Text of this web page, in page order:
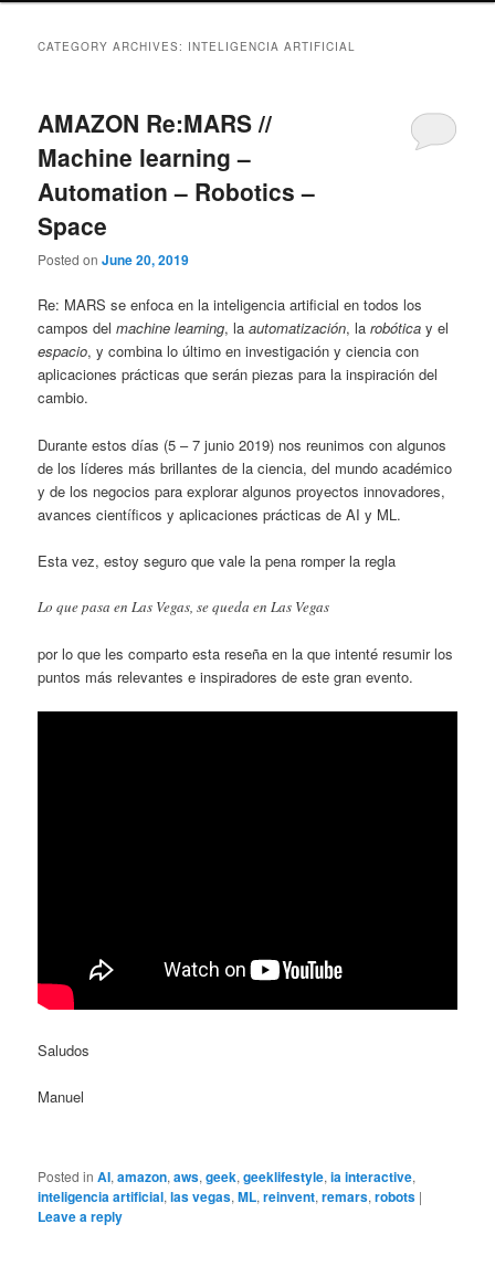
CATEGORY ARCHIVES: INTELIGENCIA ARTIFICIAL
AMAZON Re:MARS //
Machine learning –
Automation – Robotics –
Space
Posted onJune 20, 2019
Re: MARS se enfoca en la inteligencia artificial en todos los
campos delmachine learning, laautomatización, larobóticay el
espacio, y combina lo último en investigación y ciencia con
aplicaciones prácticas que serán piezas para la inspiración del
cambio.
Durante estos días (5 – 7 junio 2019) nos reunimos con algunos
de los líderes más brillantes de la ciencia, del mundo académico
y de los negocios para explorar algunos proyectos innovadores,
avances científicos y aplicaciones prácticas de AI y ML.
Esta vez, estoy seguro que vale la pena romper la regla
Lo que pasa en Las Vegas, se queda en Las Vegas
por lo que les comparto esta reseña en la que intenté resumir los
puntos más relevantes e inspiradores de este gran evento.
Saludos
Manuel
Posted in AI,amazon,aws,geek,geeklifestyle,ia interactive,
inteligencia artificial,las vegas,ML,reinvent,remars,robots |
Leave a reply